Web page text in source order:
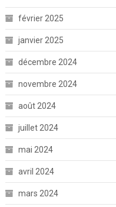
février 2025
janvier 2025
décembre 2024
novembre 2024
août 2024
juillet 2024
mai 2024
avril 2024
mars 2024